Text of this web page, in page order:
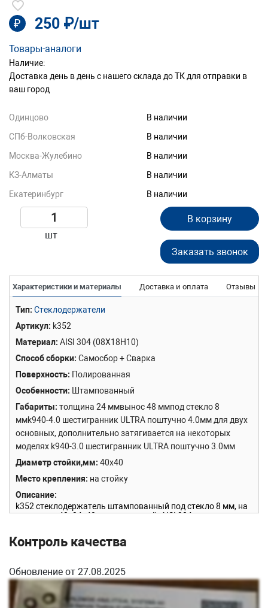
₽ 250 ₽/шт
Товары-аналоги
Наличие:
Доставка день в день с нашего склада до ТК для отправки в
ваш город
Одинцово
В наличии
СПб-Волковская
В наличии
Москва-Жулебино
В наличии
КЗ-Алматы
В наличии
Екатеринбург
В наличии
шт
В корзину
Заказать звонок
Характеристики и материалы Доставка и оплата Отзывы
Тип Стеклодержатели
Артикул k352
Материал AISI 304 (08Х18Н10)
Способ сборки Самосбор + Сварка
Поверхность Полированная
Особенности
Штампованный
Габариты толщина 24 ммвынос 48 ммпод стекло 8
ммk940-4.0 шестигранник ULTRA поштучно 4.0мм для двух
основных, дополнительно затягивается на некоторых
моделях k940-3.0 шестигранник ULTRA поштучно 3.0мм
Диаметр стойки,мм 40х40
Место крепления на стойку
Описание
k352 стеклодержатель штампованный под стекло 8 мм, на
плоскость 40х24х48 полированный. AISI 304
Назначение
Спроектирован и разработан для быстрого монтажа
поверхность. Производится со специальным
установочным отверстием и утолщенными краями, что
позволяет монтировать его на самосборных ограждениях
и на сварку.
Контроль качества
Обновление от 27.08.2025